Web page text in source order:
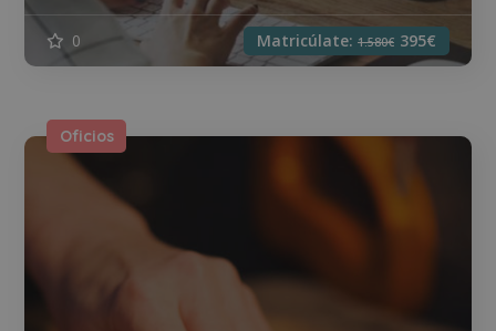
0 Matricúlate: 1.580€ 395€
Oficios